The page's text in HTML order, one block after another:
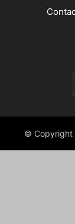
© Copyright